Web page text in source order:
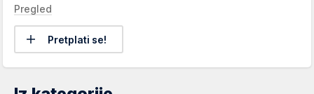
Pregled
Pretplati se!